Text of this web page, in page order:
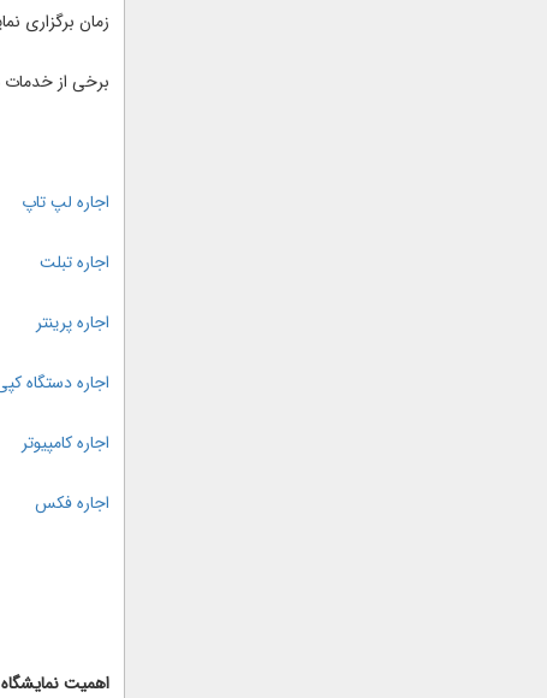
زمان برگزاری
برخی از خدمات
اجاره لپ تاپ
اجاره تبلت
اجاره پرینتر
اجاره دستگاه
اجاره کامپیوتر
اجاره فکس
اهمیت نمایشگاه